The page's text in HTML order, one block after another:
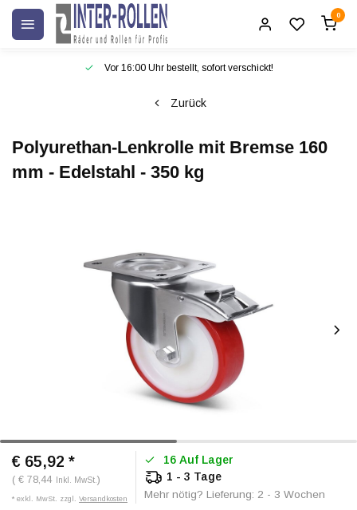
0
Vor 16:00 Uhr bestellt, sofort verschickt!
Zurück
Polyurethan-Lenkrolle mit Bremse 160
mm - Edelstahl - 350 kg
€ 65,92 *
( € 78,44 Inkl. MwSt. )
* exkl. MwSt. zzgl. Versandkosten
16 Auf Lager
1 - 3 Tage
Mehr nötig? Lieferung: 2 - 3 Wochen